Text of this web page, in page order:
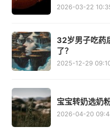
2026-03-22
32岁男子吃药
了？
2025-12-29
宝宝转奶选奶
2026-04-20